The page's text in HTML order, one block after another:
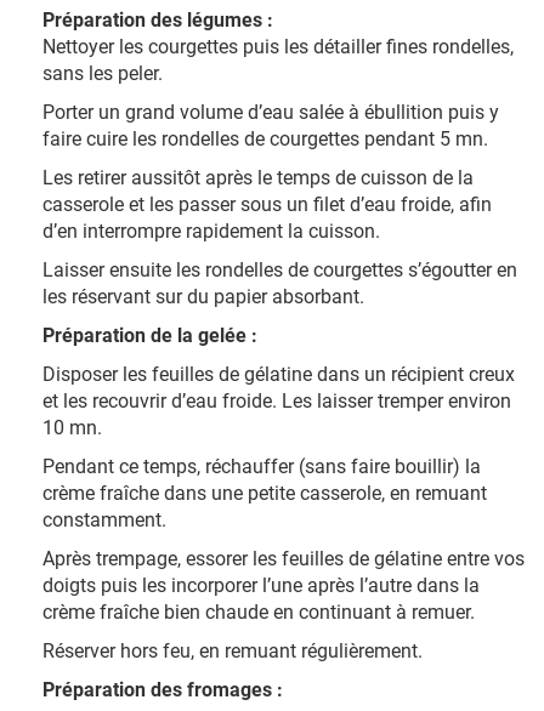
Préparation des légumes :
Nettoyer les courgettes puis les détailler fines rondelles,
sans les peler.
Porter un grand volume d’eau salée à ébullition puis y
faire cuire les rondelles de courgettes pendant 5 mn.
Les retirer aussitôt après le temps de cuisson de la
casserole et les passer sous un filet d’eau froide, afin
d’en interrompre rapidement la cuisson.
Laisser ensuite les rondelles de courgettes s’égoutter en
les réservant sur du papier absorbant.
Préparation de la gelée :
Disposer les feuilles de gélatine dans un récipient creux
et les recouvrir d’eau froide. Les laisser tremper environ
10 mn.
Pendant ce temps, réchauffer (sans faire bouillir) la
crème fraîche dans une petite casserole, en remuant
constamment.
Après trempage, essorer les feuilles de gélatine entre vos
doigts puis les incorporer l’une après l’autre dans la
crème fraîche bien chaude en continuant à remuer.
Réserver hors feu, en remuant régulièrement.
Préparation des fromages :